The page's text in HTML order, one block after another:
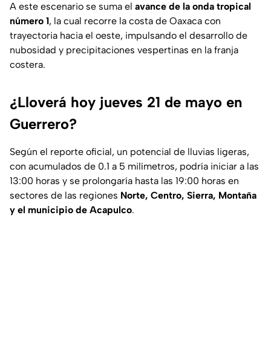
A este escenario se suma el avance de la onda tropical
número 1, la cual recorre la costa de Oaxaca con
trayectoria hacia el oeste, impulsando el desarrollo de
nubosidad y precipitaciones vespertinas en la franja
costera.
¿Lloverá hoy jueves 21 de mayo en
Guerrero?
Según el reporte oficial, un potencial de lluvias ligeras,
con acumulados de 0.1 a 5 milímetros, podría iniciar a las
13:00 horas y se prolongaría hasta las 19:00 horas en
sectores de las regiones Norte, Centro, Sierra, Montaña
y el municipio de Acapulco.